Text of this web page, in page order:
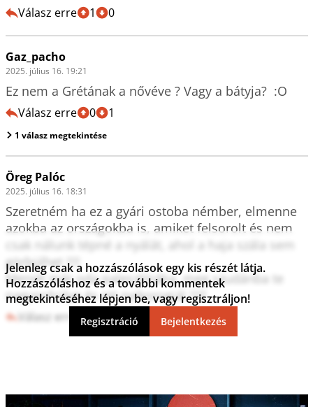
Válasz erre 1 0
Gaz_pacho
2025. július 16. 19:21
Ez nem a Grétának a nővéve ? Vagy a bátyja?  :O
Válasz erre 0 1
1 válasz megtekintése
Öreg Palóc
2025. július 16. 18:31
Szeretném ha ez a gyári ostoba némber, elmenne
azokba az országokba is, amiket felsorolt és nem
csak nálunk tépné a nyálát, ahol a haja szála sem
görbülhet !!!!
Menjél már oda palesztínába, meg szudánba te
nagyonhülye és ott nyikorogjál !!!!!
Válasz erre 1 0
Jelenleg csak a hozzászólások egy kis részét látja.
Hozzászóláshoz és a további kommentek
megtekintéséhez lépjen be, vagy regisztráljon!
Regisztráció Bejelentkezés